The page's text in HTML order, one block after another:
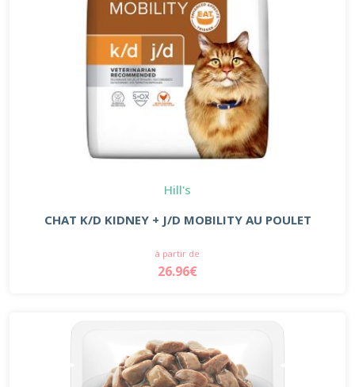
Hill's
CHAT K/D KIDNEY + J/D MOBILITY AU POULET
à partir de
26.96€